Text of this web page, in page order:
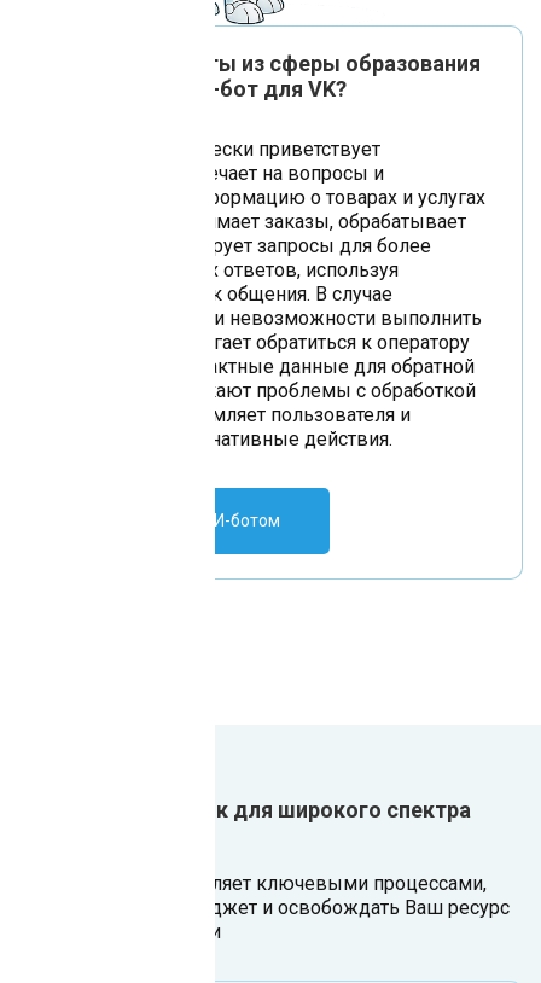
Как наши клиенты из сферы образования
используют чат-бот для VK?
Чат-бот автоматически приветствует
пользователя, отвечает на вопросы и
предоставляет информацию о товарах и услугах
через VK. Он принимает заказы, обрабатывает
платежи и анализирует запросы для более
точных и полезных ответов, используя
естественный язык общения. В случае
недопонимания или невозможности выполнить
запрос, бот предлагает обратиться к оператору
или оставить контактные данные для обратной
связи. Если возникают проблемы с обработкой
данных, бот уведомляет пользователя и
предлагает альтернативные действия.
Поговорить с ИИ-ботом
Один ИИ-сотрудник для широкого спектра
Чат-бот для VK управляет ключевыми процессами,
чтобы экономить бюджет и освобождать Ваш ресурс
на развитие компании